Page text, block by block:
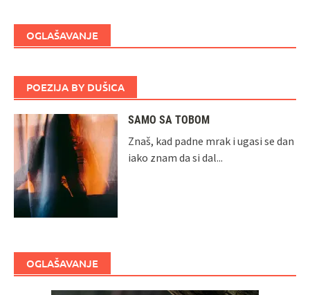
OGLAŠAVANJE
POEZIJA BY DUŠICA
SAMO SA TOBOM
Znaš, kad padne mrak i ugasi se dan
iako znam da si dal...
OGLAŠAVANJE